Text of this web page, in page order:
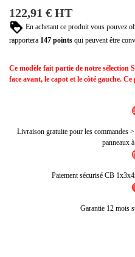
122,91 € HT
En achetant ce produit vous pouvez
rapportera 147 points qui peuvent être
Ce modèle fait partie de notre sélection
face avant, le capot et le côté gauche.
Livraison gratuite pour les commandes
panneaux
Paiement sécurisé CB
Garantie 12 mois